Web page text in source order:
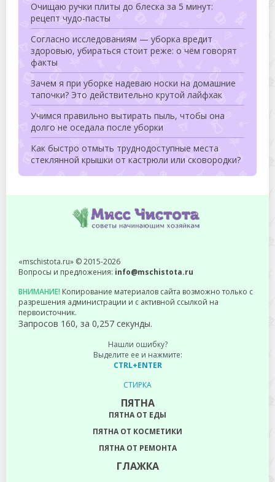
Очищаю ручки плиты до блеска за 5 минут:
рецепт чудо-пасты
Согласно исследованиям — уборка вредит
здоровью, убираться стоит реже: о чём говорят
факты
Зачем я при уборке надеваю носки на домашние
тапочки? Это действительно крутой лайфхак
Учимся правильно вытирать пыль, чтобы она
долго не оседала после уборки
Как быстро отмыть труднодоступные места
стеклянной крышки от кастрюли или сковородки?
«mschistota.ru» © 2015-2026
Вопросы и предложения: info@mschistota.ru
ВНИМАНИЕ! Копирование материалов сайта возможно только с
разрешения администрации и с активной ссылкой на
первоисточник.
Запросов 160, за 0,257 секунды.
Нашли ошибку?
Выделите ее и нажмите:
CTRL+ENTER
СТИРКА
ПЯТНА
ПЯТНА ОТ ЕДЫ
ПЯТНА ОТ КОСМЕТИКИ
ПЯТНА ОТ РЕМОНТА
ГЛАЖКА